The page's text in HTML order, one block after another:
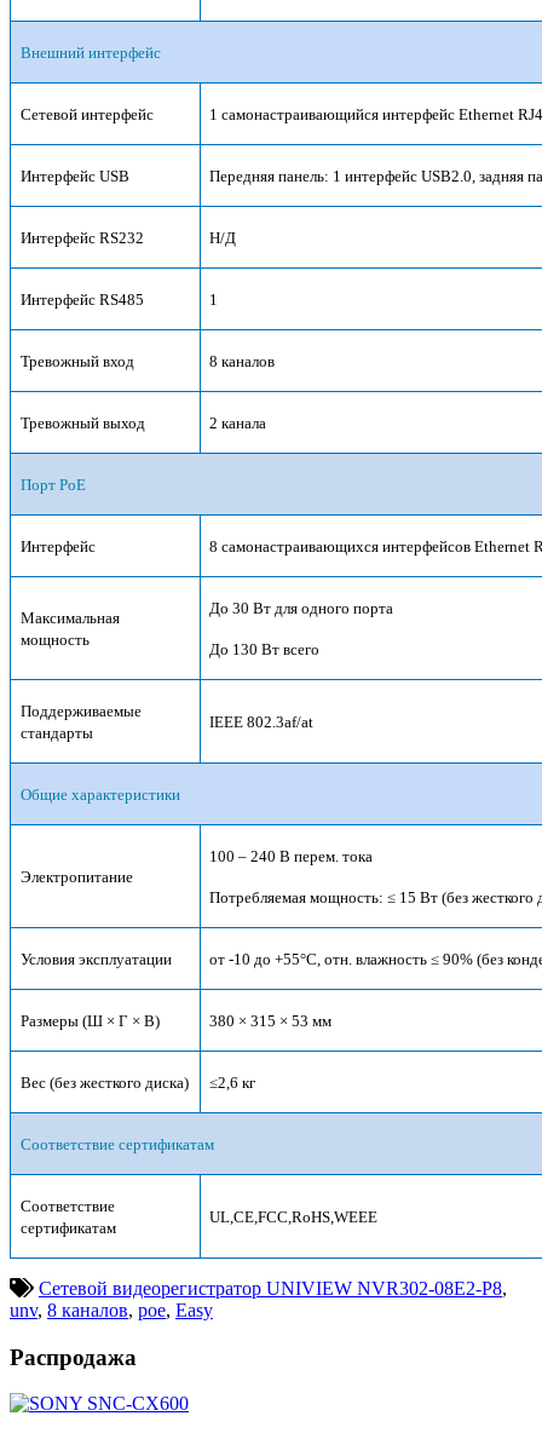
Внешний интерфейс
Сетевой интерфейс 1 самонастраивающийся интерфейс Ethernet
Интерфейс USB Передняя панель: 1 интерфейс USB2.0, задняя
Интерфейс RS232 Н/Д
Интерфейс RS485 1
Тревожный вход 8 каналов
Тревожный выход 2 канала
Порт PoE
Интерфейс 8 самонастраивающихся интерфейсов Ethernet
Максимальная
мощность
До 30 Вт для одного порта
До 130 Вт всего
Поддерживаемые
стандарты
IEEE 802.3af/at
Общие характеристики
Электропитание
100 – 240 В перем. тока
Потребляемая мощность: ≤ 15 Вт (без жесткого
Условия эксплуатации от -10 до +55°C, отн. влажность ≤ 90% (без
Размеры (Ш × Г × В) 380 × 315 × 53 мм
Вес (без жесткого диска) ≤2,6 кг
Соответствие сертификатам
Соответствие
сертификатам
UL ,CE ,FCC ,RoHS ,WEEE
Сетевой видеорегистратор UNIVIEW NVR302-08E2-P8,
unv, 8 каналов, poe, Easy
Распродажа